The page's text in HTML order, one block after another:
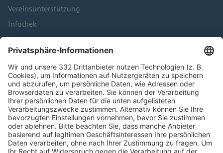
Vereinsunterstützung
Infothek
Kontakt
HÄUFIG BESUCHTE SEITEN
Pässe und Vereinswechsel
Trainerausbildung
Schulungsangebot Vereinsmitarbeiter
BFV-Geschäftsstellen
Trainerbörse